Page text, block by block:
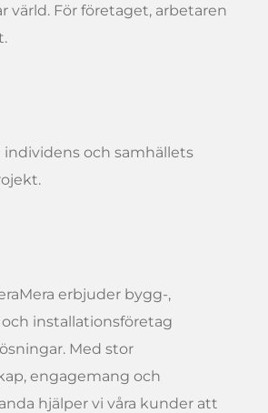
värld. För företaget, arbetaren
individens och samhällets
erbjuder bygg-,
installationsföretag
Med stor
engagemang och
hjälper vi våra kunder att